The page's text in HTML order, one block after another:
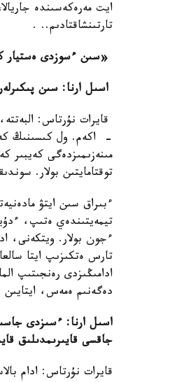
ايت مەرەكەسىندە
تارتىنشاقتادىم.. .
«سىن ءسوزدى ەستيار
اسىل ارنا: سىن
قايرات نۇرتاس:
- اكەم. ول كىسىنىڭ
مىنەزىمىزدەگى كەيبىر
توقتامايتىن بولار.
ءبىراق سىن ايتۋ
تيمەيتىندەي ەتىپ،
ءجون بولار. ويتكەنى،
تارس ەتكىزىپ ايتا
ادامىڭىزدى رەنجىتىپ
دەگەنىم ەمەس،
اسىل ارنا: ءسىزدى
جاقسى قايىرىمدىلىق
قايرات نۇرتاس: ادام